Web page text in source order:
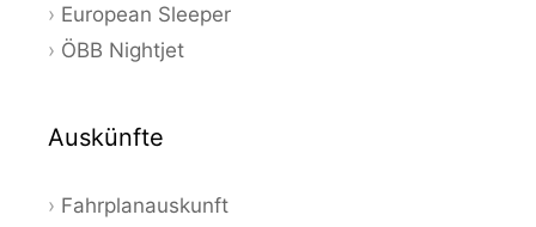
European Sleeper
ÖBB Nightjet
Auskünfte
Fahrplanauskunft